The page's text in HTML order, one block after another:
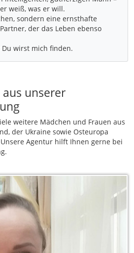
weiß, was er will.
sondern eine ernsthafte
der das Leben ebenso
unserer
weitere Mädchen und Frauen aus
der Ukraine sowie Osteuropa
Agentur hilft Ihnen gerne bei